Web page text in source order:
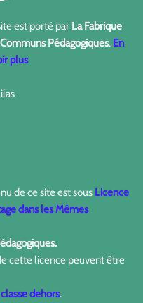
est porté par La Fabrique
Pédagogiques. En
plus
de ce site est sous Licence
dans les Mêmes
cette licence peuvent être
dehors.